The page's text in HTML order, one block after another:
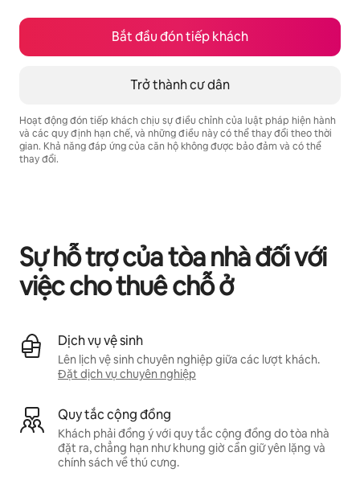
Bắt đầu đón tiếp khách
Trở thành cư dân
Hoạt động đón tiếp khách chịu sự điều chỉnh của luật pháp hiện hành
và các quy định hạn chế, và những điều này có thể thay đổi theo thời
gian. Khả năng đáp ứng của căn hộ không được bảo đảm và có thể
thay đổi.
Sự hỗ trợ của tòa nhà đối với
việc cho thuê chỗ ở
Dịch vụ vệ sinh
Lên lịch vệ sinh chuyên nghiệp giữa các lượt khách.
Đặt dịch vụ chuyên nghiệp
Quy tắc cộng đồng
Khách phải đồng ý với quy tắc cộng đồng do tòa nhà
đặt ra, chẳng hạn như khung giờ cần giữ yên lặng và
chính sách về thú cưng.